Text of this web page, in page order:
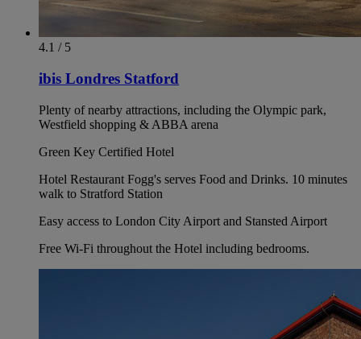
4.1 / 5
ibis Londres Statford
Plenty of nearby attractions, including the Olympic park,
Westfield shopping & ABBA arena
Green Key Certified Hotel
Hotel Restaurant Fogg's serves Food and Drinks. 10 minutes
walk to Stratford Station
Easy access to London City Airport and Stansted Airport
Free Wi-Fi throughout the Hotel including bedrooms.